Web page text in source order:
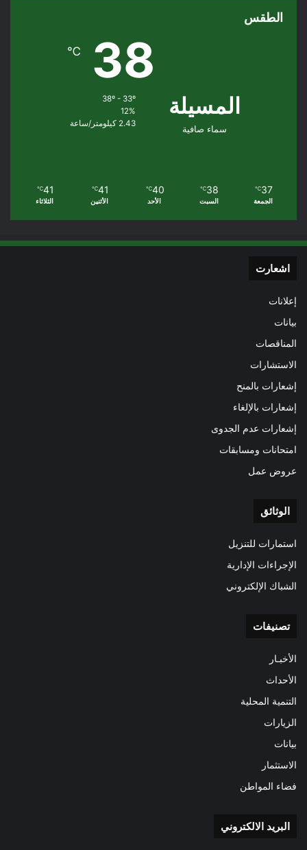
الطقس
المسيلة
سماء صافية
38
℃
38º - 33º
12%
2.43 كيلومتر/ساعة
37
℃
الجمعة
38
℃
السبت
40
℃
الأحد
41
℃
الأثنين
41
℃
الثلاثاء
اشعارت
إعلانات
بيانات
المناقصات
الاستشارات
إشعارات بالمنح
إشعارات بالإلغاء
إشعارات عدم الجدوى
امتحانات ومسابقات
عروض عمل
الوثائق
استمارات للتنزيل
الإجراءات الإدارية
الشباك الإلكتروني
تصنيفات
الأخبـار
الأحداث
التنمية المحلية
الزيارات
بيانات
الاستثمار
فضاء المواطن
البريد الالكتروني